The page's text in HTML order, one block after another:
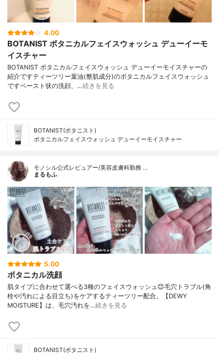
4.00
BOTANIST ボタニカルフェイスウォッシュ デューイーモ
イスチャー
BOTANIST ボタニカルフェイスウォッシュ デューイーモイスチャーの
紹介ですティーツリー葉油(整肌成分)のボタニカルフェイスウォッシュ
ですペースト状の洗顔、…続きを見る
BOTANIST(ボタニスト)
ボタニカルフェイスウォッシュ デューイーモイスチャー
モノシル公式レビュアー/美容皮膚科勤務 …
まるもふ
5.00
ボタニカル洗顔
肌タイプに合わせて選べる3種のフェイスウォッシュ😊毛穴トラブル(角
栓や汚れによる目立ち)をケアするティーツリー配合。【DEWY
MOISTURE】は、毛穴汚れを…続きを見る
BOTANIST(ボタニスト)